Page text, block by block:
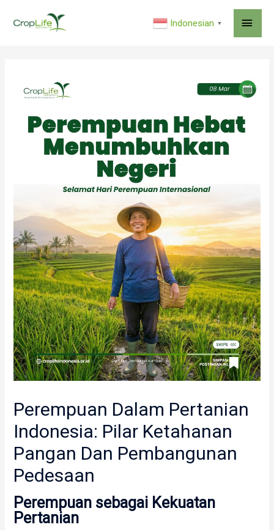
Indonesian ▼
Perempuan Dalam Pertanian
Indonesia: Pilar Ketahanan
Pangan Dan Pembangunan
Pedesaan
Perempuan sebagai Kekuatan
Pertanian